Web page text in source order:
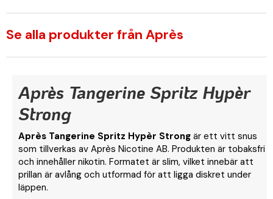
Se alla produkter från Après
Après Tangerine Spritz Hypèr
Strong
Après Tangerine Spritz Hypèr Strong är ett vitt snus
som tillverkas av Après Nicotine AB. Produkten är tobaksfri
och innehåller nikotin. Formatet är slim, vilket innebär att
prillan är avlång och utformad för att ligga diskret under
läppen.